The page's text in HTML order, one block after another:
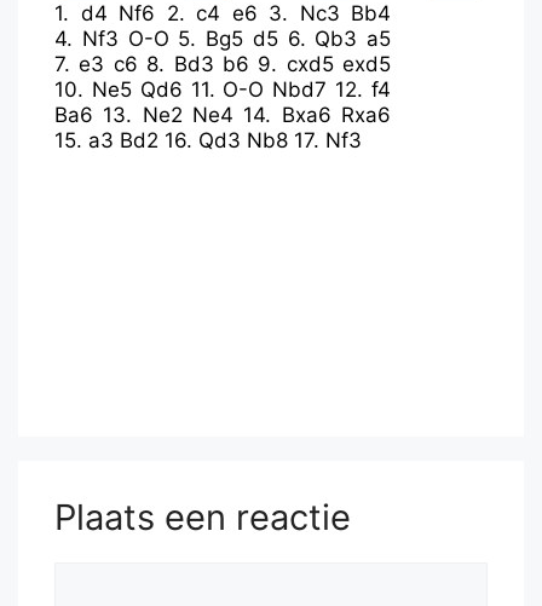
1. d4 Nf6 2. c4 e6 3. Nc3 Bb4
4. Nf3 O-O 5. Bg5 d5 6. Qb3 a5
7.e3 c6 8. Bd3 b6 9. cxd5 exd5
10. Ne5 Qd6 11. O-O Nbd7 12.f4
Ba6 13. Ne2 Ne4 14. Bxa6 Rxa6
15. a3 Bd2 16. Qd3 Nb8 17. Nf3
Plaats een reactie